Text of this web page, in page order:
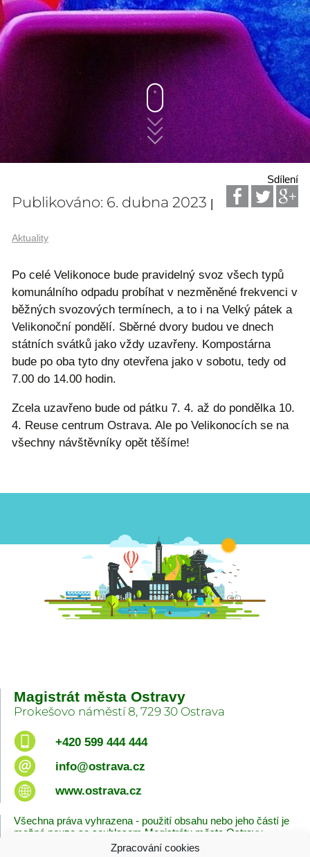
Zpracování cookies
Sdílení
Publikováno: 6. dubna 2023 |
Aktuality
Po celé Velikonoce bude pravidelný svoz všech typů
komunálního odpadu probíhat v nezměněné frekvenci v
běžných svozových termínech, a to i na Velký pátek a
Velikonoční pondělí. Sběrné dvory budou ve dnech
státních svátků jako vždy uzavřeny. Kompostárna
bude po oba tyto dny otevřena jako v sobotu, tedy od
7.00 do 14.00 hodin.
Zcela uzavřeno bude od pátku 7. 4. až do pondělka 10.
4. Reuse centrum Ostrava. Ale po Velikonocích se na
všechny návštěvníky opět těšíme!
Magistrát města Ostravy
Prokešovo náměstí 8, 729 30 Ostrava
+420 599 444 444
info@ostrava.cz
www.ostrava.cz
Všechna práva vyhrazena - použití obsahu nebo jeho částí je
možné pouze se souhlasem Magistrátu města Ostravy.